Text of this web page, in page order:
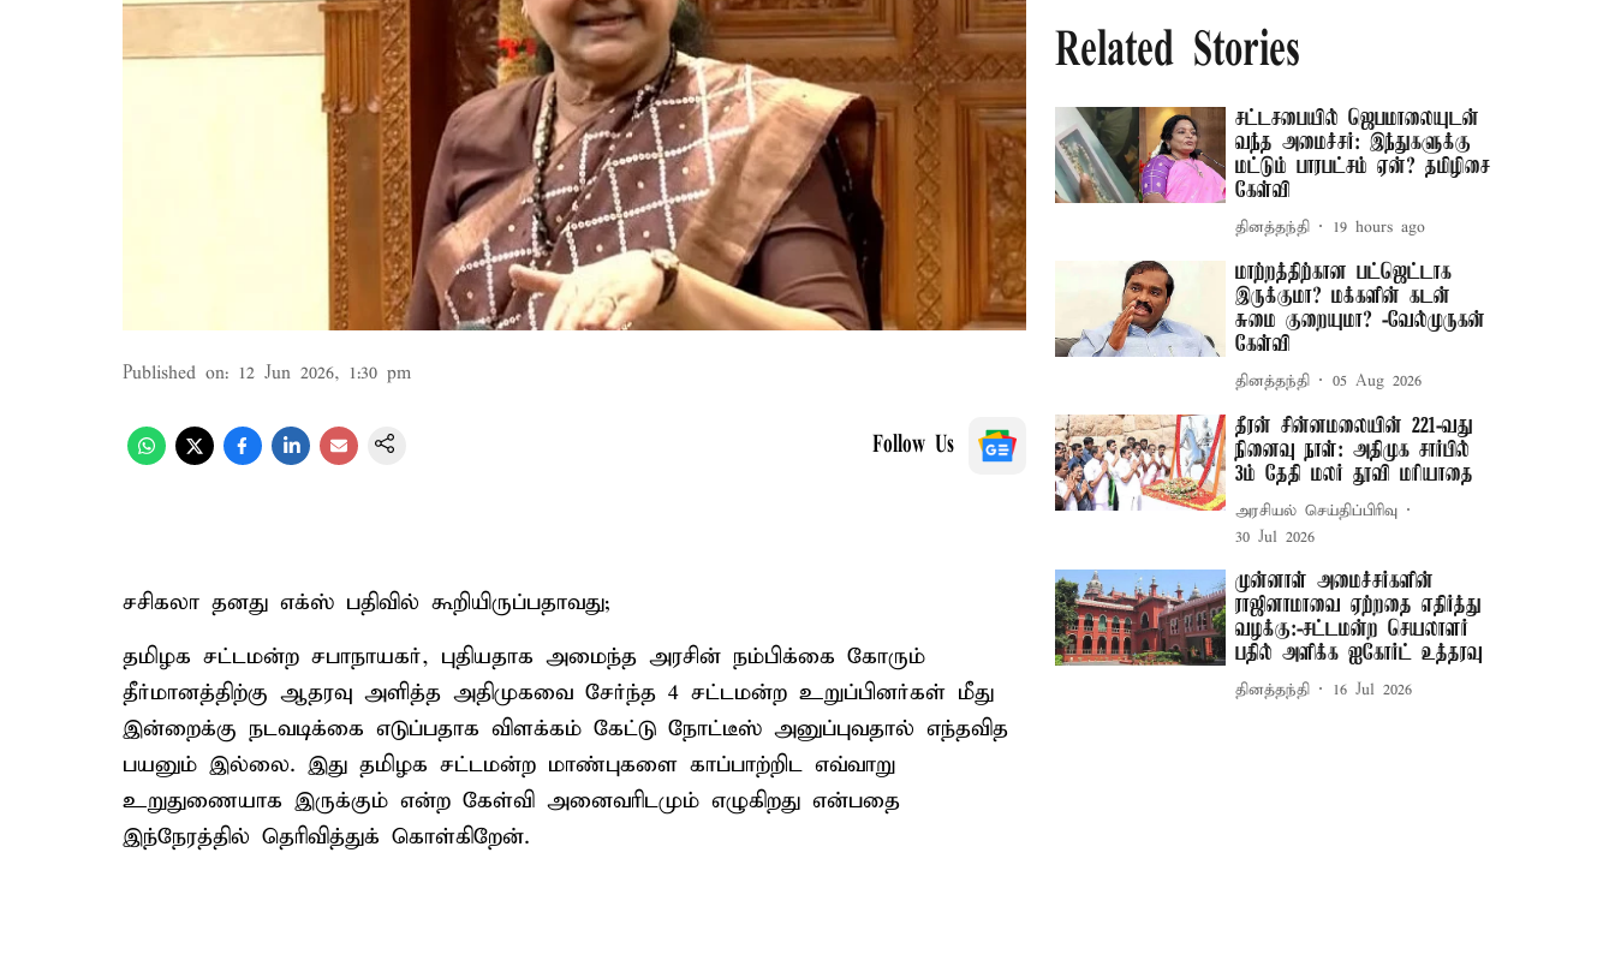
Published on: 12 Jun 2026, 1:30 pm
Follow Us
சசிகலா தனது எக்ஸ் பதிவில் கூறியிருப்பதாவது;
தமிழக சட்டமன்ற சபாநாயகர், புதியதாக அமைந்த அரசின் நம்பிக்கை கோரும்
தீர்மானத்திற்கு ஆதரவு அளித்த அதிமுகவை சேர்ந்த 4 சட்டமன்ற உறுப்பினர்கள் மீது
இன்றைக்கு நடவடிக்கை எடுப்பதாக விளக்கம் கேட்டு நோட்டீஸ் அனுப்புவதால் எந்தவித
பயனும் இல்லை. இது தமிழக சட்டமன்ற மாண்புகளை காப்பாற்றிட எவ்வாறு
உறுதுணையாக இருக்கும் என்ற கேள்வி அனைவரிடமும் எழுகிறது என்பதை
இந்நேரத்தில் தெரிவித்துக் கொள்கிறேன்.
Related Stories
சட்டசபையில் ஜெபமாலையுடன்
வந்த அமைச்சர்: இந்துகளுக்கு
மட்டும் பாரபட்சம் ஏன்? தமிழிசை
கேள்வி
தினத்தந்தி 19 hours ago
மாற்றத்திற்கான பட்ஜெட்டாக
இருக்குமா? மக்களின் கடன்
சுமை குறையுமா? -வேல்முருகன்
கேள்வி
தினத்தந்தி 05 Aug 2026
தீரன் சின்னமலையின் 221-வது
நினைவு நாள்: அதிமுக சார்பில்
3ம் தேதி மலர் தூவி மரியாதை
அரசியல் செய்திப்பிரிவு
30 Jul 2026
முன்னாள் அமைச்சர்களின்
ராஜினாமாவை ஏற்றதை எதிர்த்து
வழக்கு:-சட்டமன்ற செயலாளர்
பதில் அளிக்க ஐகோர்ட் உத்தரவு
தினத்தந்தி 16 Jul 2026